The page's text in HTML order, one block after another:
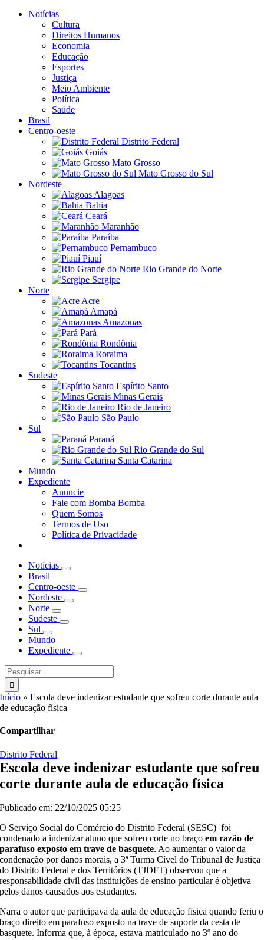
Notícias
Cultura
Direitos Humanos
Economia
Educação
Esportes
Justiça
Meio Ambiente
Política
Saúde
Brasil
Centro-oeste
Distrito Federal
Goiás
Mato Grosso
Mato Grosso do Sul
Nordeste
Alagoas
Bahia
Ceará
Maranhão
Paraíba
Pernambuco
Piauí
Rio Grande do Norte
Sergipe
Norte
Acre
Amapá
Amazonas
Pará
Rondônia
Roraima
Tocantins
Sudeste
Espírito Santo
Minas Gerais
Rio de Janeiro
São Paulo
Sul
Paraná
Rio Grande do Sul
Santa Catarina
Mundo
Expediente
Anuncie
Fale com Bomba Bomba
Quem Somos
Termos de Uso
Política de Privacidade
Notícias
Brasil
Centro-oeste
Nordeste
Norte
Sudeste
Sul
Mundo
Expediente
Buscar
resultados
para:
Início »Escola deve indenizar estudante que sofreu corte durante aula
de educação física
Compartilhar
Distrito Federal
Escola deve indenizar estudante que sofreu
corte durante aula de educação física
Publicado em: 22/10/2025 05:25
O Serviço Social do Comércio do Distrito Federal (SESC) foi
condenado a indenizar aluno que sofreu corte no braçoem razão de
parafuso exposto em trave de basquete. Ao aumentar o valor da
condenação por danos morais, a 3ª Turma Cível do Tribunal de Justiça
do Distrito Federal e dos Territórios (TJDFT) observou que a
responsabilidade civil das instituições de ensino particular é objetiva
pelos danos causados aos estudantes.
Narra o autor que participava da aula de educação física quando feriu o
braço direito em parafuso exposto na trave de suporte da cesta de
basquete. Informa que, à época, estava matriculado no 3º ano do